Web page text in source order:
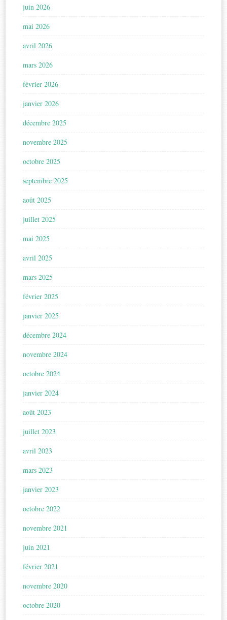
juin 2026
mai 2026
avril 2026
mars 2026
février 2026
janvier 2026
décembre 2025
novembre 2025
octobre 2025
septembre 2025
août 2025
juillet 2025
mai 2025
avril 2025
mars 2025
février 2025
janvier 2025
décembre 2024
novembre 2024
octobre 2024
janvier 2024
août 2023
juillet 2023
avril 2023
mars 2023
janvier 2023
octobre 2022
novembre 2021
juin 2021
février 2021
novembre 2020
octobre 2020